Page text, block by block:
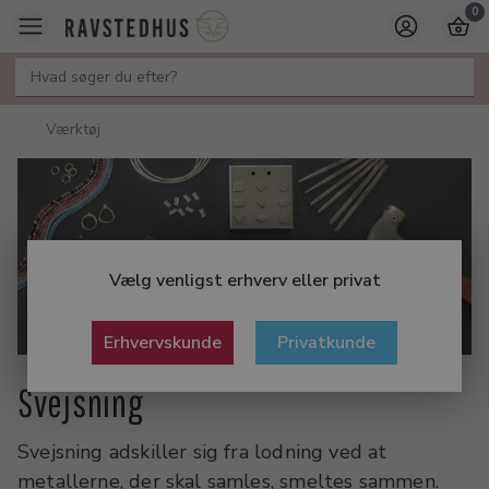
Vælg venligst erhverv eller privat
Erhvervskunde Privatkunde
0
Værktøj
Svejsning
Svejsning adskiller sig fra lodning ved at
metallerne, der skal samles, smeltes sammen.